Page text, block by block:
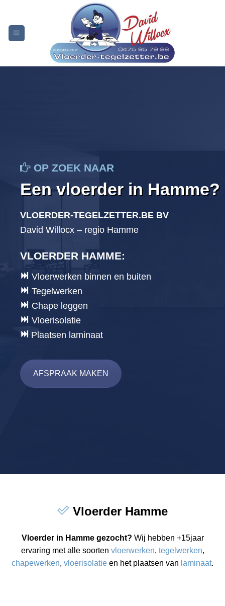
content
OP ZOEK NAAR
Een vloerder in Hamme?
VLOERDER-TEGELZETTER.BE BV
David Willocx – regio Hamme
VLOERDER HAMME:
Vloerwerken binnen en buiten
Tegelwerken
Chape leggen
Vloerisolatie
Plaatsen laminaat
AFSPRAAK MAKEN
Vloerder Hamme
Vloerder in Hamme gezocht? Wij hebben +15jaar
ervaring met alle soorten vloerwerken, tegelwerken,
chapewerken, vloerisolatie en het plaatsen van laminaat.